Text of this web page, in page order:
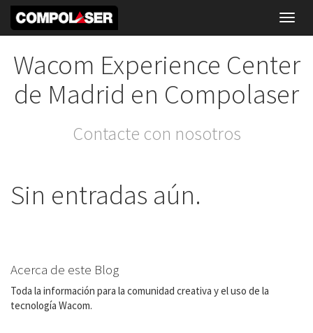
Wacom Experience Center
de Madrid en Compolaser
Contacte con nosotros
Sin entradas aún.
Acerca de este Blog
Toda la información para la comunidad creativa y el uso de la
tecnología Wacom.